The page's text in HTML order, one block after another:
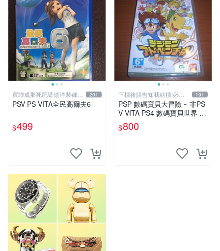
買聯成那死肥婆連洋裝都要
穿XL號
201
PSV PS VITA全民高爾夫6
$499
下標後請告知我結標!必看
關於我
191
PSP 數碼寶貝大冒險 ~ 非PS
V VITA PS4 數碼寶貝世界 N
ext Order 新秩序 網路偵探
中文版
$800